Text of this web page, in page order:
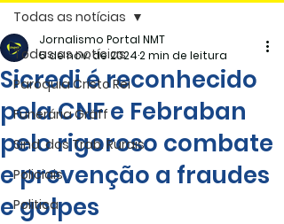
Todas as notícias
Paróquia Cristo Rei
Funerária Gräff
Sind. dos Trab. Rurais
Policiais
Politica
Todas as notícias
Sicredi é reconhecido
pela CNF e Febraban
pelo rigoroso combate
e prevenção a fraudes
e golpes
Jornalismo Portal NMT
5 de nov. de 20242 min de leitura